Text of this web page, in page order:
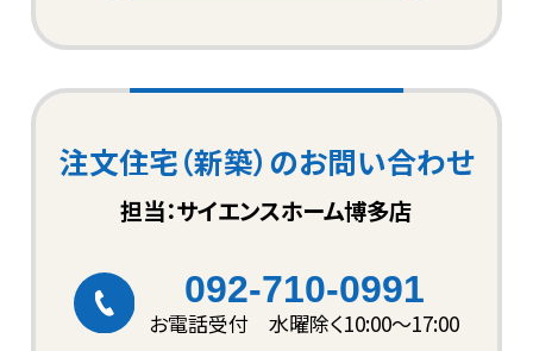
注文住宅（新築）のお問い合わせ
担当：サイエンスホーム博多店
092-710-0991
お電話受付 水曜除く10:00〜17:00